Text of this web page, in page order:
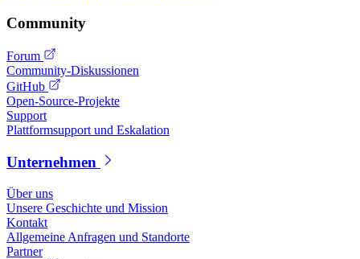
Community
Forum
Community-Diskussionen
GitHub
Open-Source-Projekte
Support
Plattformsupport und Eskalation
Unternehmen
Über uns
Unsere Geschichte und Mission
Kontakt
Allgemeine Anfragen und Standorte
Partner